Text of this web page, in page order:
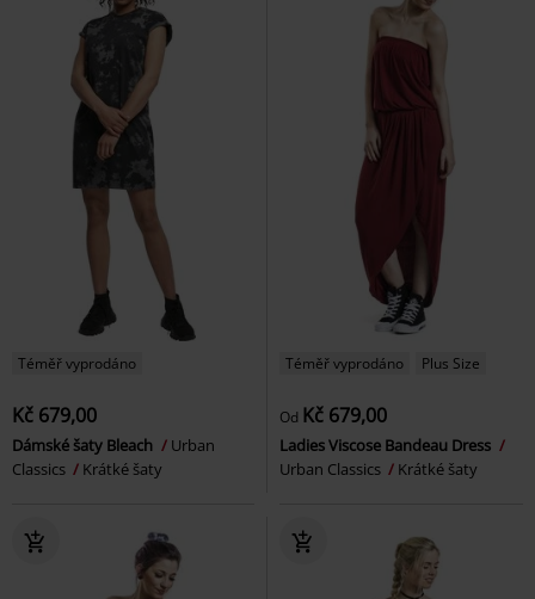
Téměř vyprodáno
Kč 679,00
Dámské šaty Bleach
Urban
Classics
Krátké šaty
Téměř vyprodáno Plus Size
Od Kč 679,00
Ladies Viscose Bandeau Dress
Urban Classics
Krátké šaty